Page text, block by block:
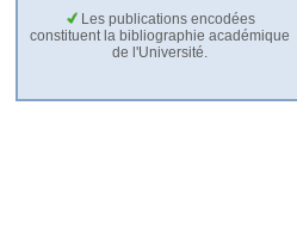
Les publications encodées
constituent la bibliographie académique
de l'Université.